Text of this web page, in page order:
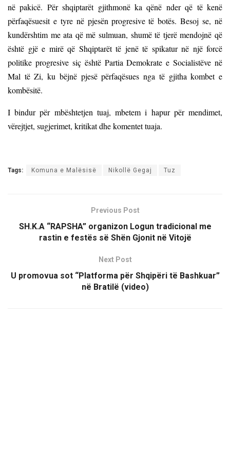
në pakicë. Për shqiptarët gjithmonë ka qënë nder që të kenë
përfaqësuesit e tyre në pjesën progresive të botës. Besoj se, në
kundërshtim me ata që më sulmuan, shumë të tjerë mendojnë që
është gjë e mirë që Shqiptarët të jenë të spikatur në një forcë
politike progresive siç është Partia Demokrate e Socialistëve në
Mal të Zi, ku bëjnë pjesë përfaqësues nga të gjitha kombet e
kombësitë.
I bindur për mbështetjen tuaj, mbetem i hapur për mendimet,
vërejtjet, sugjerimet, kritikat dhe komentet tuaja.
Tags: Komuna e Malësisë Nikollë Gegaj Tuz
Previous Post
SH.K.A “RAPSHA” organizon Logun tradicional me
rastin e festës së Shën Gjonit në Vitojë
Next Post
U promovua sot “Platforma për Shqipëri të Bashkuar”
në Bratilë (video)